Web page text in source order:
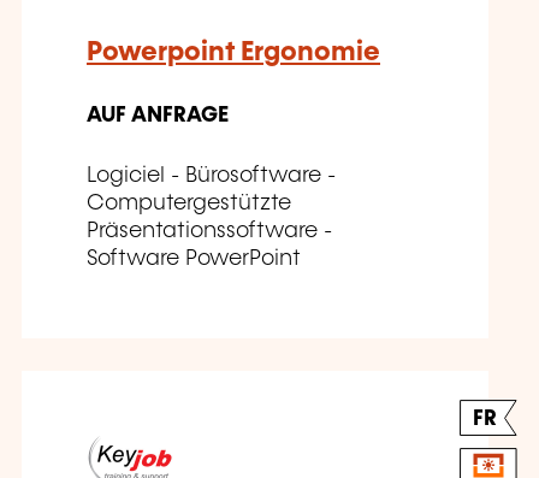
Powerpoint Ergonomie
AUF ANFRAGE
Logiciel - Bürosoftware -
Computergestützte
Präsentationssoftware -
Software PowerPoint
FR